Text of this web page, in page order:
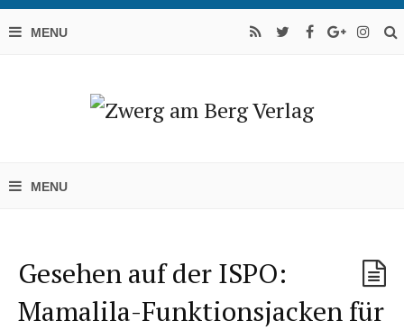
Gesehen auf der ISPO:
Mamalila-Funktionsjacken für